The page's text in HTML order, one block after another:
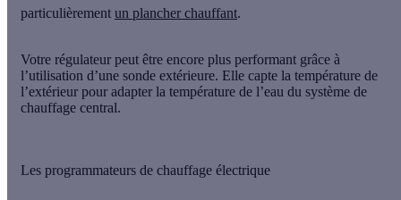
particulièrement un plancher chauffant.
Votre régulateur peut être encore plus performant grâce à
l’utilisation d’une sonde extérieure. Elle capte la température de
l’extérieur pour adapter la température de l’eau du système de
chauffage central.
Les programmateurs de chauffage électrique